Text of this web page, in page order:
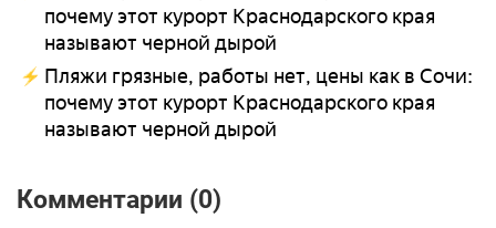
почему этот курорт Краснодарского края
называют черной дырой
Пляжи грязные, работы нет, цены как в Сочи:
почему этот курорт Краснодарского края
называют черной дырой
Комментарии (0)